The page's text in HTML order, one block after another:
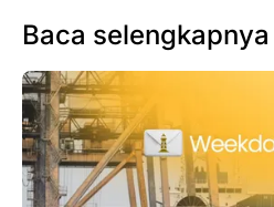
Baca selengkapnya